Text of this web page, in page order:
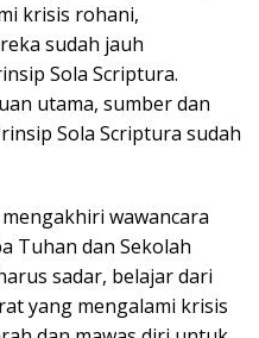
krisis rohani,
sudah jauh
Sola Scriptura.
utama, sumber dan
Sola Scriptura sudah
wawancara
Tuhan dan Sekolah
sadar, belajar dari
yang mengalami krisis